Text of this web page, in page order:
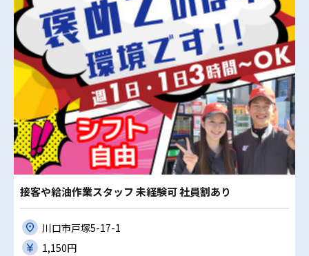
接客や給油作業スタッフ 未経験可 社員割あり
川口市戸塚5-17-1
1,150円